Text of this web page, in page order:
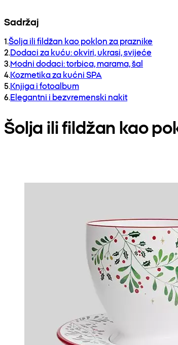
Sadržaj
1.Šolja ili fildžan kao poklon za praznike
2.Dodaci za kuću: okviri, ukrasi, svijeće
3.Modni dodaci: torbica, marama, šal
4.Kozmetika za kućni SPA
5.Knjiga i fotoalbum
6.Elegantni i bezvremenski nakit
Šolja ili fildžan kao